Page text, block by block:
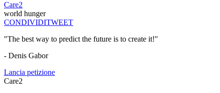
Care2
world hunger
CONDIVIDITWEET
"The best way to predict the future is to create it!"
- Denis Gabor
Lancia petizione
Care2